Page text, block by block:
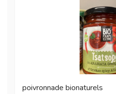
poivronnade bionaturels